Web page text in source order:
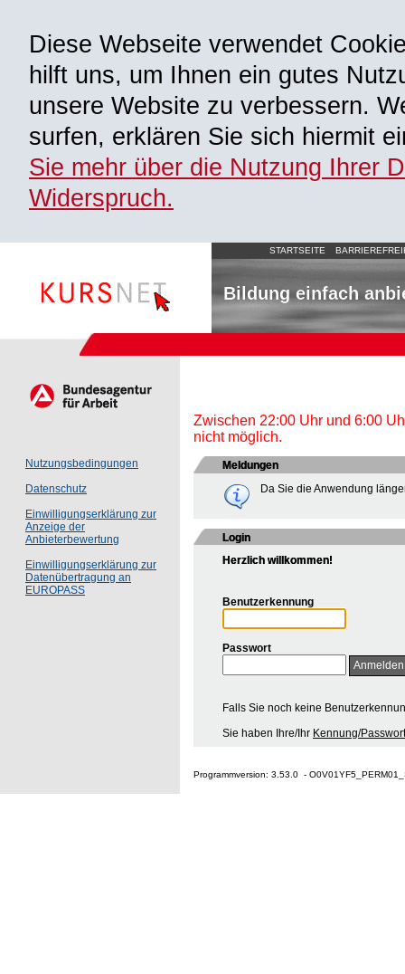
Diese Webseite verwendet
hilft uns, um Ihnen ein gutes
unsere Website zu verbessern.
surfen, erklären Sie sich hiermit
Sie mehr über die Nutzung Ihrer
Widerspruch.
STARTSEITE
Bildung einfach
Nutzungsbedingungen
Datenschutz
Einwilligungserklärung zur
Anzeige der
Anbieterbewertung
Einwilligungserklärung zur
Datenübertragung an
EUROPASS
Zwischen 22:00 Uhr und 6:00
nicht möglich.
Meldungen
Da Sie die Anwendung
Login
Herzlich willkommen!
Benutzerkennung
Passwort
Falls Sie noch keine
Sie haben Ihre/Ihr Kennung/
Programmversion: 3.53.0 -